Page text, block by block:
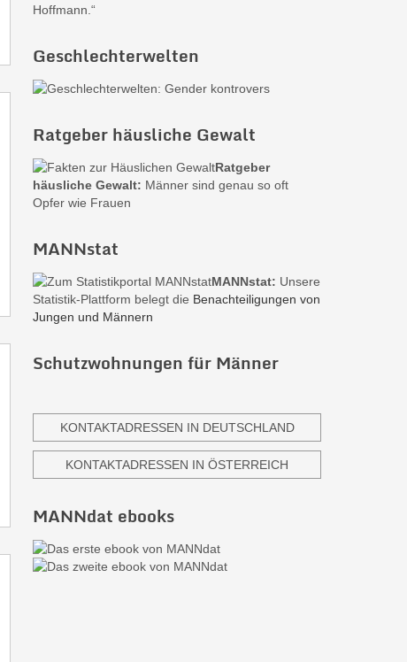
Hoffmann.“
Geschlechterwelten
Ratgeber häusliche Gewalt
Ratgeber
häusliche Gewalt: Männer sind genau so oft
Opfer wie Frauen
MANNstat
MANNstat: Unsere
Statistik-Plattform belegt die Benachteiligungen von
Jungen und Männern
Schutzwohnungen für Männer
KONTAKTADRESSEN IN DEUTSCHLAND
KONTAKTADRESSEN IN ÖSTERREICH
MANNdat ebooks